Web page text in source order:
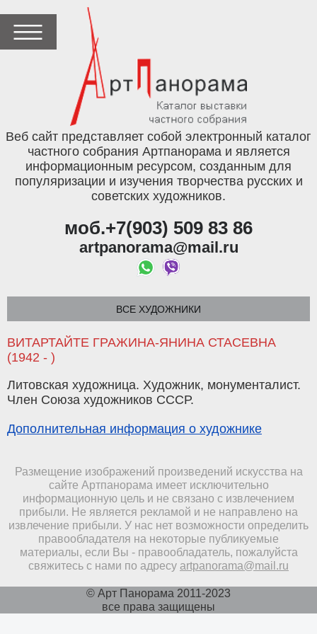
Веб сайт представляет собой электронный каталог
частного собрания Артпанорама и является
информационным ресурсом, созданным для
популяризации и изучения творчества русских и
советских художников.
моб.+7(903) 509 83 86
artpanorama@mail.ru
ВСЕ ХУДОЖНИКИ
ВИТАРТАЙТЕ ГРАЖИНА-ЯНИНА СТАСЕВНА
(1942 - )
Литовская художница. Художник, монументалист.
Член Союза художников СССР.
Дополнительная информация о художнике
Размещение изображений произведений искусства на
сайте Артпанорама имеет исключительно
информационную цель и не связано с извлечением
прибыли. Не является рекламой и не направлено на
извлечение прибыли. У нас нет возможности определить
правообладателя на некоторые публикуемые
материалы, если Вы - правообладатель, пожалуйста
свяжитесь с нами по адресу artpanorama@mail.ru
© Арт Панорама 2011-2023
все права защищены